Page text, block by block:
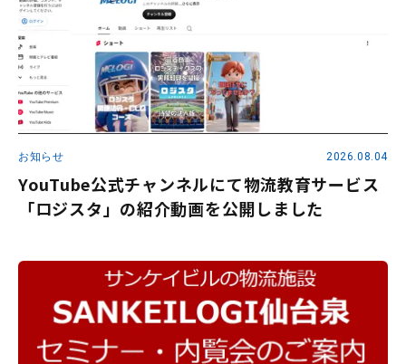
お知らせ 2026.08.04
YouTube公式チャンネルにて物流教育サービス
「ロジスタ」の紹介動画を公開しました